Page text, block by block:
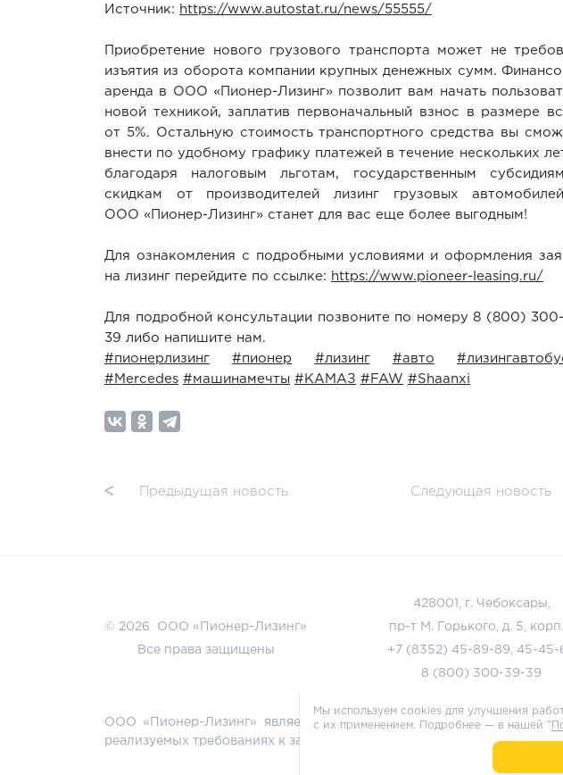
Источник: https://www.autostat.ru/news/55555/
Приобретение нового грузового транспорта может не
изъятия из оборота компании крупных денежных сумм.
аренда в ООО «Пионер-Лизинг» позволит вам начать
новой техникой, заплатив первоначальный взнос в размере
от 5%. Остальную стоимость транспортного средства вы
внести по удобному графику платежей в течение нескольких
благодаря налоговым льготам, государственным
скидкам от производителей лизинг грузовых
ООО «Пионер-Лизинг» станет для вас еще более выгодным!
Для ознакомления с подробными условиями и оформления
на лизинг перейдите по ссылке:
https://www.pioneer-leasing.ru/
Для подробной консультации позвоните по номеру 8 (800)
39 либо напишите нам.
#пионерлизинг
#пионер #лизинг #авто
#Mercedes #машинамечты #КАМАЗ #FAW #Shaanxi
ᐸ Предыдущая новость Следующая новость
© 2026 ООО «Пионер-Лизинг»
Все права защищены
428001, г. Чебоксары,
пр-т М. Горького, д. 5,
+7 (8352) 45-89-89 45-45-
8 (800) 300-39-39
ООО «Пионер-Лизинг» является оператором по обработке
реализуемых требованиях к защите персональных данных отражены
Мы используем cookies для улучшения
с их применением. Подробнее — в нашей "